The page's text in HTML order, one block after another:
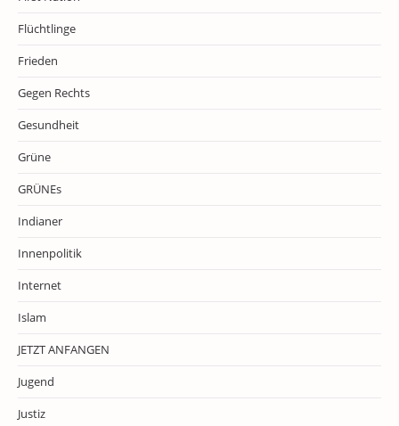
Flüchtlinge
Frieden
Gegen Rechts
Gesundheit
Grüne
GRÜNEs
Indianer
Innenpolitik
Internet
Islam
JETZT ANFANGEN
Jugend
Justiz